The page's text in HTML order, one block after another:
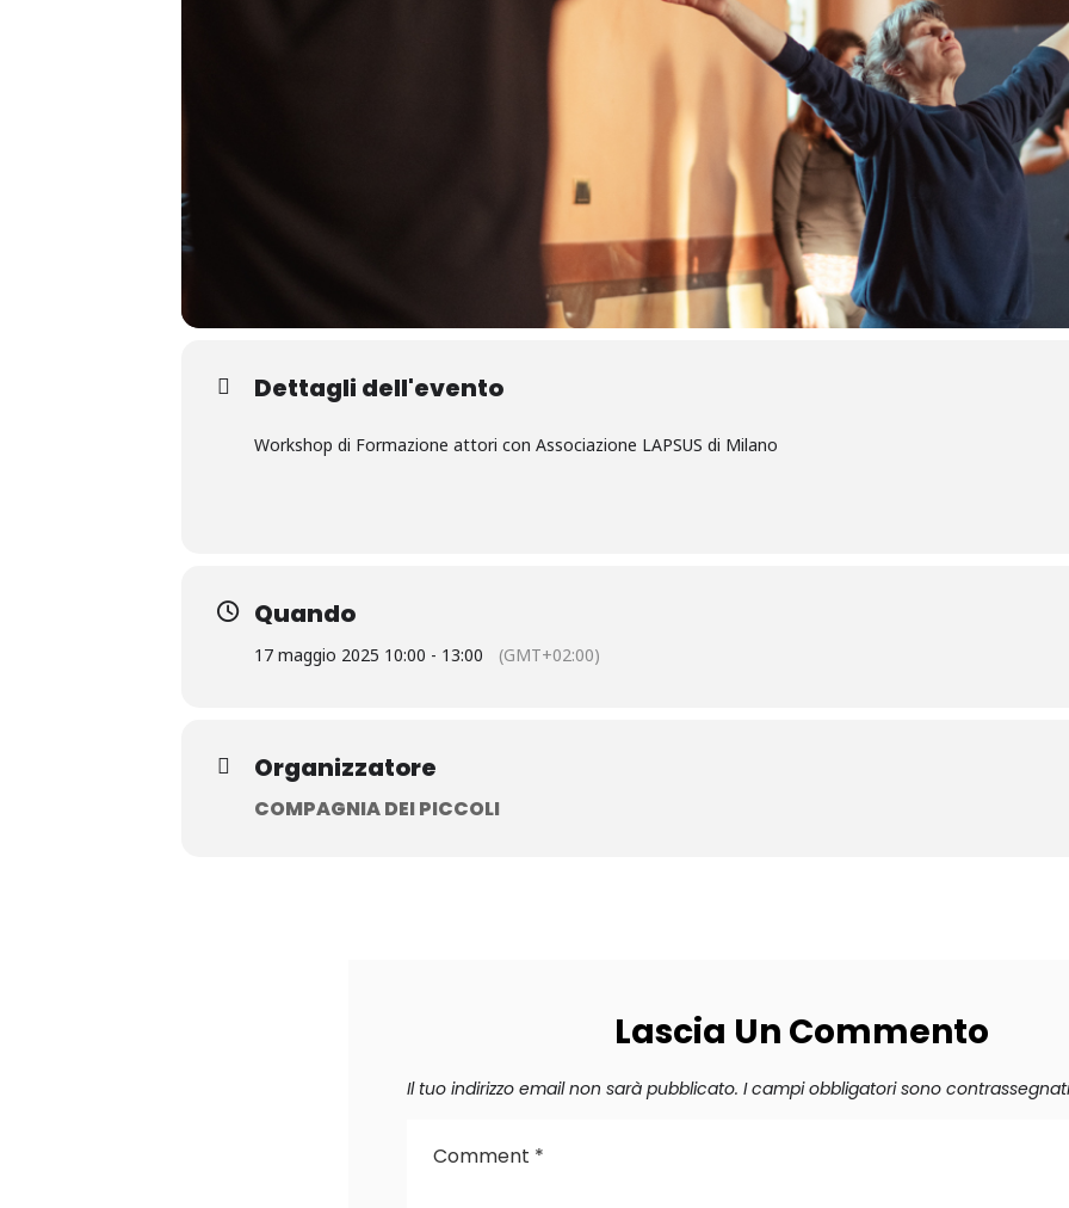
Dettagli dell'evento
Workshop di Formazione attori con Associazione LAPSUS di Milano
Quando
17 maggio 2025 10:00 - 13:00 (GMT+02:00)
Organizzatore
COMPAGNIA DEI PICCOLI
Lascia Un Commento
Il tuo indirizzo email non sarà pubblicato. I campi obbligatori sono